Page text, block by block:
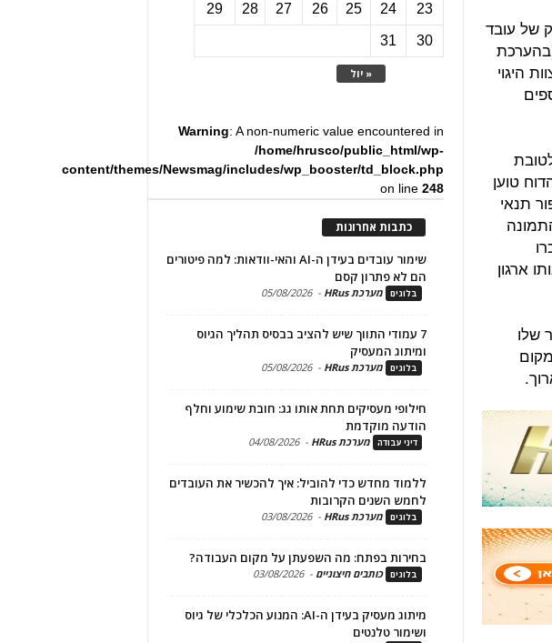
של עובד
(בהערכת
היגוי
טוען
תנאי
ארגון
שלו
« יול
23
24
25
26
27
28
29
30
31
Warning: A non-numeric value encountered in
/home/hrusco/public_html/wp-
content/themes/Newsmag/includes/wp_booster/td_block.php
on line248
כתבות אחרונות
שימור עובדים בעידן ה-AI והאי-וודאות: למה פיטורים
הם לא פתרון קסם
בלוגים מערכת HRus -
05/08/2026
7 עמודי התווך שיש להציב בבסיס תהליך הגיוס
ומיתוג המעסיק
בלוגים מערכת HRus -
05/08/2026
חילופי מעסיקים תחת אותו גג: חובת שימוע וחלף
הודעה מוקדמת
דיני עבודה מערכת HRus -
04/08/2026
ללמוד מחדש כדי להוביל: איך להכשיר את העובדים
לחמש השנים הקרובות
בלוגים מערכת HRus -
03/08/2026
בחירות בפתח: מה השפעתן על מקום העבודה?
בלוגים כותבים חיצוניים -
03/08/2026
מיתוג מעסיק בעידן ה-AI: המנוע הכלכלי של גיוס
ושימור טלנטים